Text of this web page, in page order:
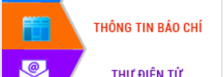
HĐND tỉnh thông qua điều chỉnh Quy
hoạch tỉnh thời kỳ 2021-2030
Hội thảo góp ý hồ sơ điều chỉnh quy
hoạch tỉnh Đắk Lắk thời kỳ 2021-2030,
tầm nhìn đến năm 2050
Nâng cao hiệu quả hoạt động của các
doanh nghiệp nhà nước